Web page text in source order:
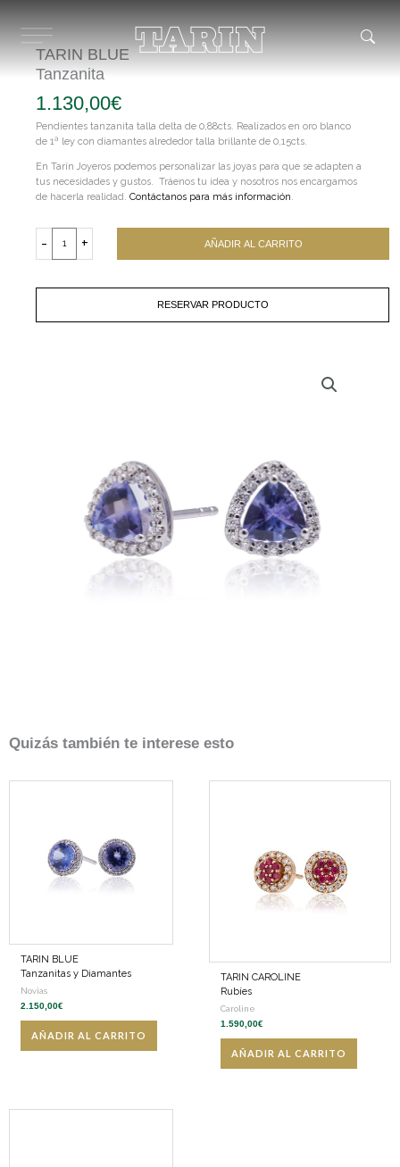
contenido
TARIN BLUE
Tanzanita
1.130,00€
Pendientes tanzanita talla delta de 0,88cts. Realizados en oro blanco
de 1ª ley con diamantes alrededor talla brillante de 0,15cts.
En Tarín Joyeros podemos personalizar las joyas para que se adapten a
tus necesidades y gustos. Tráenos tu idea y nosotros nos encargamos
de hacerla realidad. Contáctanos para más información.
- + AÑADIR AL CARRITO
RESERVAR PRODUCTO
Quizás también te interese esto
TARIN BLUE
Tanzanitas y Diamantes
Novias
2.150,00€
AÑADIR AL CARRITO
TARIN CAROLINE
Rubíes
Caroline
1.590,00€
AÑADIR AL CARRITO